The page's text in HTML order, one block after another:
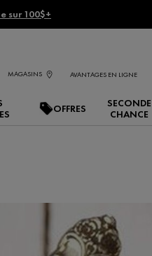
sur 100$+
MAGASINS AVANTAGES EN LIGNE
OFFRES
SECONDE
CHANCE